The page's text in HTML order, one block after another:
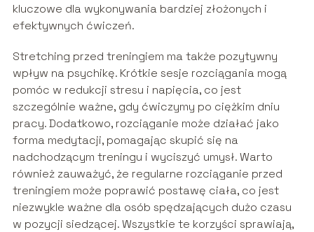
kluczowe dla wykonywania bardziej złożonych i
efektywnych ćwiczeń.
Stretching przed treningiem ma także pozytywny
wpływ na psychikę. Krótkie sesje rozciągania mogą
pomóc w redukcji stresu i napięcia, co jest
szczególnie ważne, gdy ćwiczymy po ciężkim dniu
pracy. Dodatkowo, rozciąganie może działać jako
forma medytacji, pomagając skupić się na
nadchodzącym treningu i wyciszyć umysł. Warto
również zauważyć, że regularne rozciąganie przed
treningiem może poprawić postawę ciała, co jest
niezwykle ważne dla osób spędzających dużo czasu
w pozycji siedzącej. Wszystkie te korzyści sprawiają,